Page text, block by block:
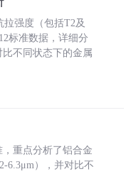
强度（包括T2及
标准数据，详细分
不同状态下的金属
重点分析了铝合金
6.3μm），并对比不